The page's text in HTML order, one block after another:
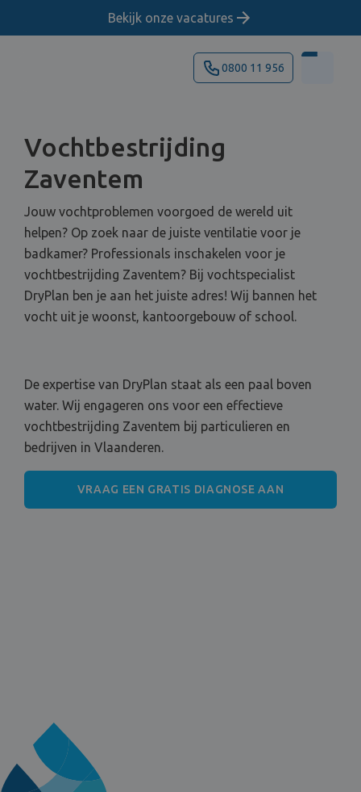
Bekijk onze vacatures
0800 11 956
Vochtbestrijding
Zaventem
Jouw vochtproblemen voorgoed de wereld uit
helpen? Op zoek naar de juiste ventilatie voor je
badkamer? Professionals inschakelen voor je
vochtbestrijding Zaventem? Bij vochtspecialist
DryPlan ben je aan het juiste adres! Wij bannen het
vocht uit je woonst, kantoorgebouw of school.
De expertise van DryPlan staat als een paal boven
water. Wij engageren ons voor een effectieve
vochtbestrijding Zaventem bij particulieren en
bedrijven in Vlaanderen.
VRAAG EEN GRATIS DIAGNOSE AAN